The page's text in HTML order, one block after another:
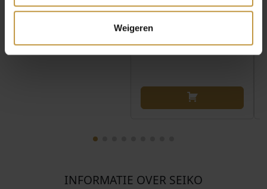
Weigeren
k
r
w
s
INFORMATIE OVER SEIKO